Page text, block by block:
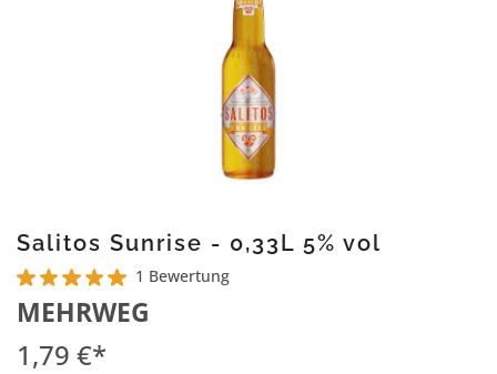
Salitos Sunrise - 0,33L 5% vol
Durchschnittliche Bewertung von 5 von 5 Sternen
1 Bewertung
MEHRWEG
1,79 €*